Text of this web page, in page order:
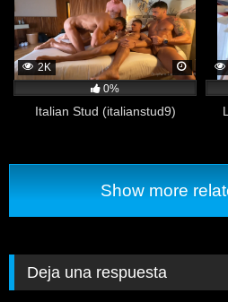
2K
0%
Italian Stud (italianstud9)
Show more
Deja una respuesta